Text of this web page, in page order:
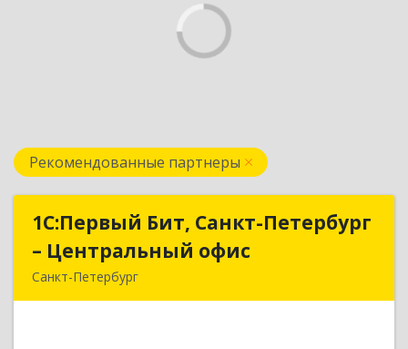
Рекомендованные партнеры
1С:Первый Бит, Санкт-Петербург
– Центральный офис
Санкт-Петербург
1С:Первый Бит, Санкт-Петербург
– Центральный офис